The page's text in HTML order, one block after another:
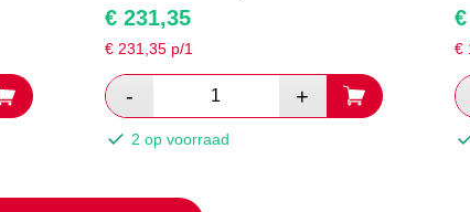
€231,35
€ 231,35p/1
2 op voorraad
€
€